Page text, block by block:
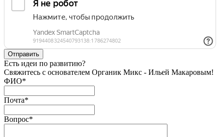
Есть идеи по развитию?
Свяжитесь с основателем Органик Микс - Ильей Макаровым!
ФИО*
Почта*
Вопрос*